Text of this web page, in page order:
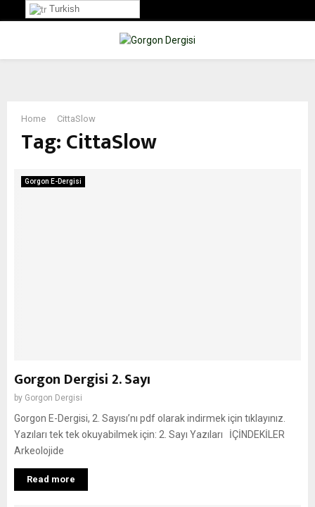
PRIMARY
Home CittaSlow
Tag:CittaSlow
Gorgon E-Dergisi
Gorgon Dergisi 2. Sayı
by Gorgon Dergisi
Gorgon E-Dergisi, 2. Sayısı’nı pdf olarak indirmek için tıklayınız.
Yazıları tek tek okuyabilmek için: 2. Sayı Yazıları İÇİNDEKİLER
Arkeolojide
Read more
Turkish